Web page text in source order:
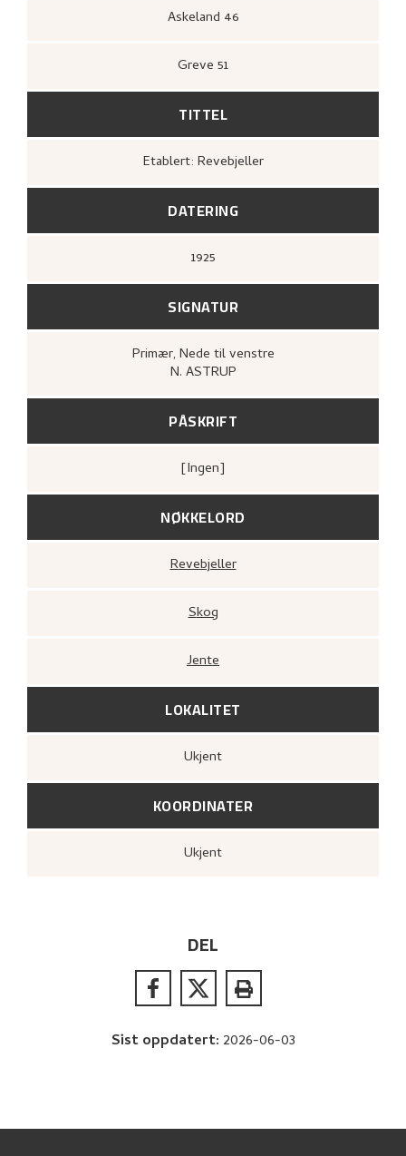
Askeland 46
Greve 51
TITTEL
Etablert: Revebjeller
DATERING
1925
SIGNATUR
Primær, Nede til venstre
N. ASTRUP
PÅSKRIFT
[ingen]
NØKKELORD
Revebjeller
Skog
Jente
LOKALITET
Ukjent
KOORDINATER
Ukjent
DEL
Sist oppdatert: 2026-06-03